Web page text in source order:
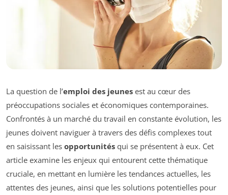
La question de l’emploi des jeunes est au cœur des
préoccupations sociales et économiques contemporaines.
Confrontés à un marché du travail en constante évolution, les
jeunes doivent naviguer à travers des défis complexes tout
en saisissant les opportunités qui se présentent à eux. Cet
article examine les enjeux qui entourent cette thématique
cruciale, en mettant en lumière les tendances actuelles, les
attentes des jeunes, ainsi que les solutions potentielles pour